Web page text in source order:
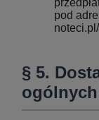
pod
§ 5.
ogólnych